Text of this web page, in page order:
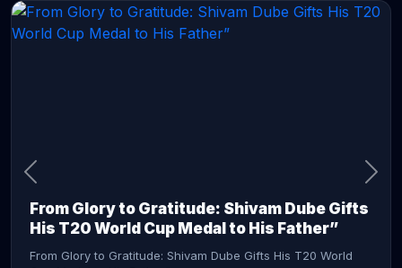
From Glory to Gratitude: Shivam Dube Gifts
His T20 World Cup Medal to His Father”
From Glory to Gratitude: Shivam Dube Gifts His T20 World